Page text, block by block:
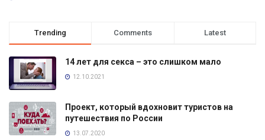
Trending Comments Latest
14 лет для секса – это слишком мало
12.10.2021
Проект, который вдохновит туристов на
путешествия по России
13.07.2020